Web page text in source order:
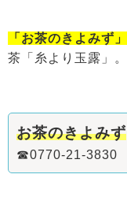
「お茶のきよみず」
茶「糸より玉露」。
お茶のきよみず
☎0770-21-3830